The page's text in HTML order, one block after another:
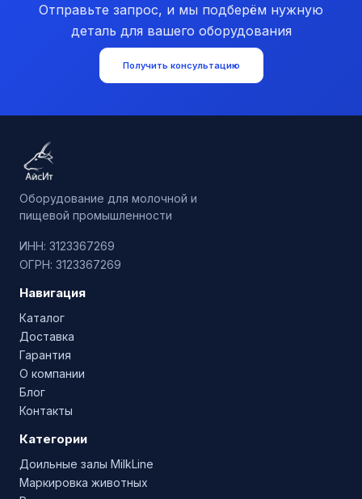
Отправьте запрос, и мы подберём нужную
деталь для вашего оборудования
Получить консультацию
Оборудование для молочной и
пищевой промышленности
ИНН: 3123367269
ОГРН: 3123367269
Навигация
Каталог
Доставка
Гарантия
О компании
Блог
Контакты
Категории
Доильные залы MilkLine
Маркировка животных